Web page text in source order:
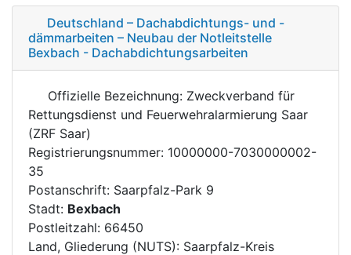
Deutschland – Dachabdichtungs- und -
dämmarbeiten – Neubau der Notleitstelle
Bexbach - Dachabdichtungsarbeiten
Offizielle Bezeichnung: Zweckverband für
Rettungsdienst und Feuerwehralarmierung Saar
(ZRF Saar)
Registrierungsnummer: 10000000-7030000002-
35
Postanschrift: Saarpfalz-Park 9
Stadt: Bexbach
Postleitzahl: 66450
Land, Gliederung (NUTS): Saarpfalz-Kreis